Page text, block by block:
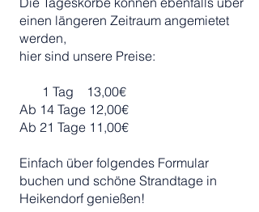
einen längeren Zeitraum angemietet
werden,
hier sind unsere Preise:
1 Tag 13,00€
Ab 14 Tage 12,00€
Ab 21 Tage 11,00€
Einfach über folgendes Formular
buchen und schöne Strandtage in
Heikendorf genießen!